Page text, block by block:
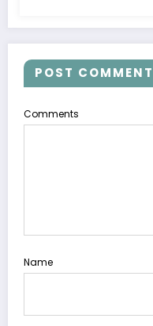
POST COMMENT
Comments
Name